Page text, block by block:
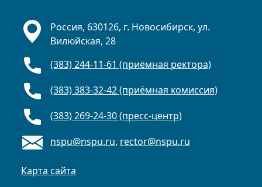
Россия, 630126, г. Новосибирск, ул.
Вилюйская, 28
(383) 244-11-61 (приёмная ректора)
(383) 383-32-42 (приёмная комиссия)
(383) 269-24-30 (пресс-центр)
nspu@nspu.ru, rector@nspu.ru
Карта сайта